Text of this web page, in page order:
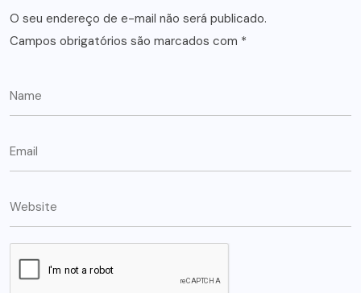
O seu endereço de e-mail não será publicado.
Campos obrigatórios são marcados com *